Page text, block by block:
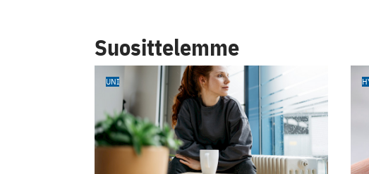
Suosittelemme
UNI